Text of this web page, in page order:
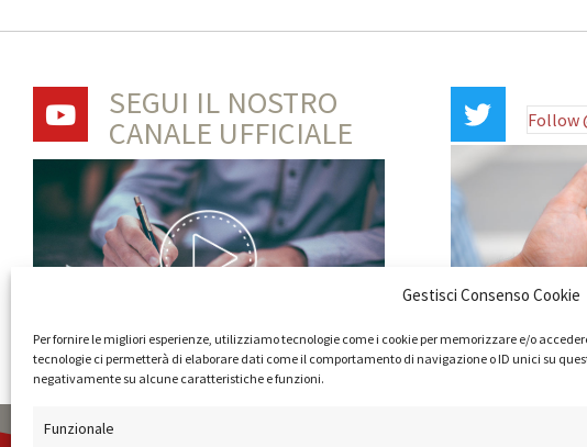
Gestisci Consenso Cookie
Per fornire le migliori esperienze, utilizziamo tecnologie come i cookie per memorizzare e/o
tecnologie ci permetterà di elaborare dati come il comportamento di navigazione o ID unici su
negativamente su alcune caratteristiche e funzioni.
Funzionale
SEGUI IL NOSTRO
CANALE UFFICIALE Follow
AMMINISTRAZIONE